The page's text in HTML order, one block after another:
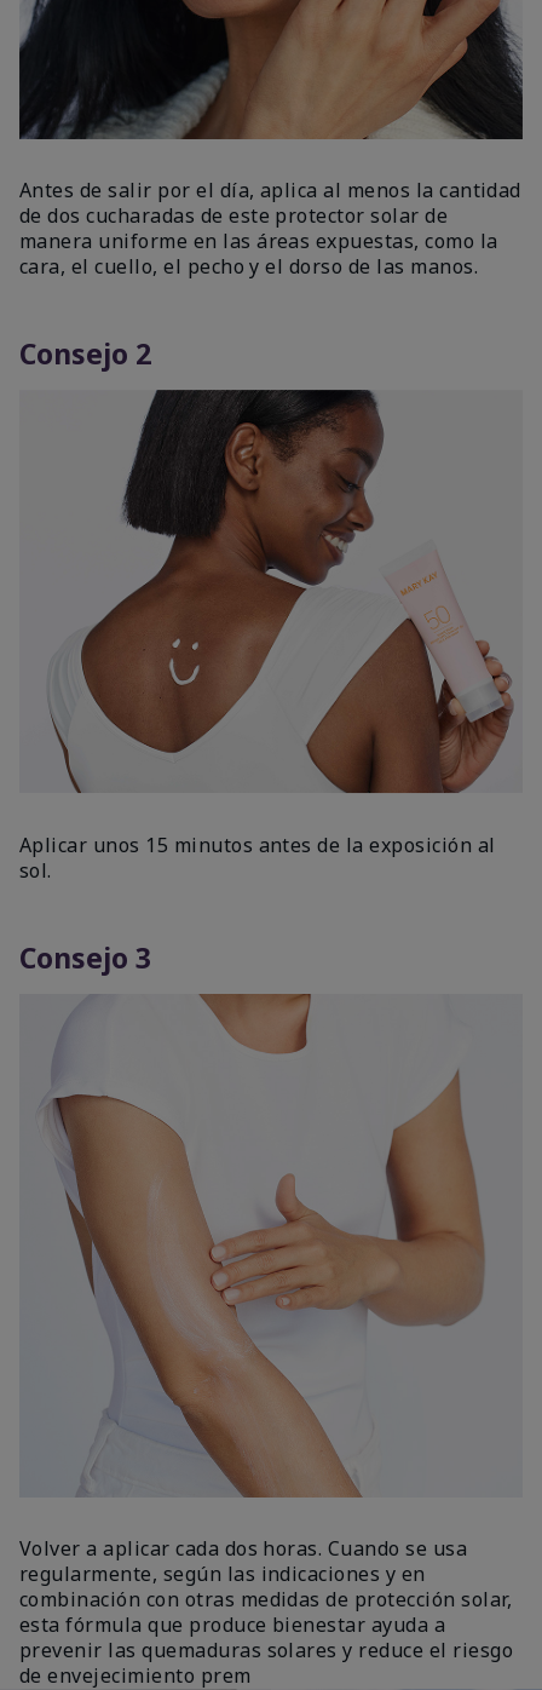
Antes de salir por el día, aplica al menos la cantidad
de dos cucharadas de este protector solar de
manera uniforme en las áreas expuestas, como la
cara, el cuello, el pecho y el dorso de las manos.
Consejo 2
Aplicar unos 15 minutos antes de la exposición al
sol.
Consejo 3
Volver a aplicar cada dos horas. Cuando se usa
regularmente, según las indicaciones y en
combinación con otras medidas de protección solar,
esta fórmula que produce bienestar ayuda a
prevenir las quemaduras solares y reduce el riesgo
de envejecimiento prem